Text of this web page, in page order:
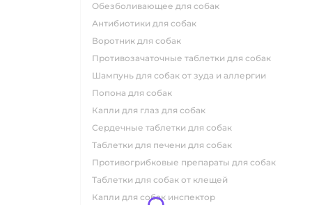
обезболивающее для собак
антибиотики для собак
воротник для собак
противозачаточные таблетки для собак
шампунь для собак от зуда и аллергии
попона для собак
капли для глаз для собак
сердечные таблетки для собак
таблетки для печени для собак
противогрибковые препараты для собак
таблетки для собак от клещей
капли для собак инспектор